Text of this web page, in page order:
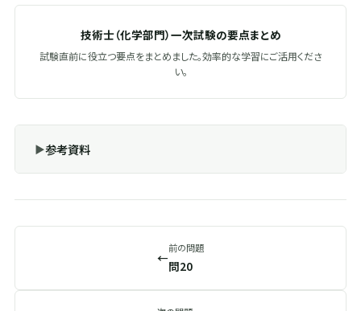
技術士（化学部門）一次試験の要点まとめ
試験直前に役立つ要点をまとめました。効率的な学習にご活用くださ
い。
参考資料
←
前の問題
問20